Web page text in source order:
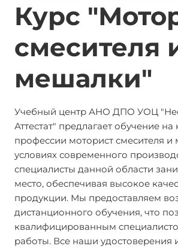
Курс
смесителя
мешалки"
Учебный центр АНО ДПО УОЦ
Аттестат" предлагает обучение на
профессии моторист смесителя
условиях современного
специалисты данной области
место, обеспечивая высокое
продукции. Мы предоставляем
дистанционного обучения, что
квалифицированным
работы. Все наши удостоверения